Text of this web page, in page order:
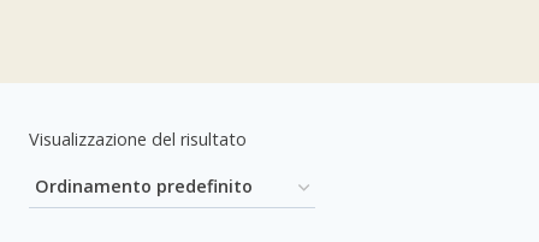
Visualizzazione del risultato